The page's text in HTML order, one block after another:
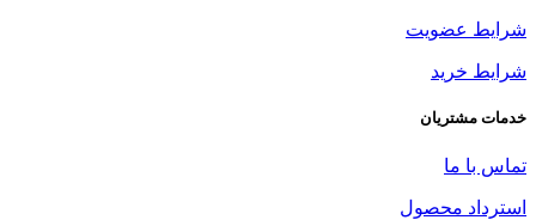
شرایط عضویت
شرایط خرید
خدمات مشتریان
تماس با ما
استرداد محصول